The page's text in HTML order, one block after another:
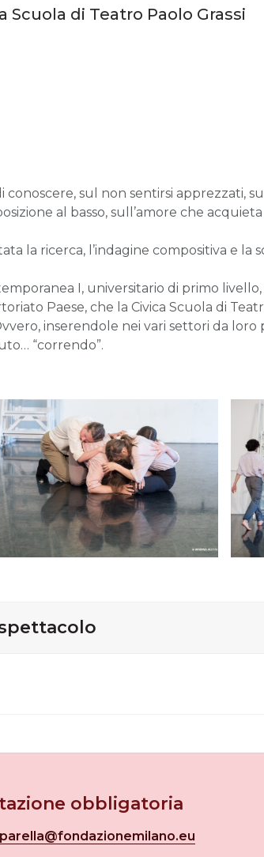
Scuola di Teatro Paolo Grassi
conoscere, sul non sentirsi apprezzati,
al basso, sull’amore che
la ricerca, l’indagine compositiva e la
I, universitario di primo
Paese, che la Civica Scuola di
inserendole nei vari settori da loro
“correndo”.
obbligatoria